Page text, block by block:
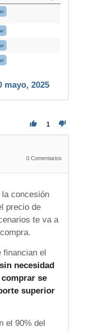
mayo, 2025
1
0 Comentarios
la concesión
precio de
te va a
financian el
necesidad
se
superior
el 90% del